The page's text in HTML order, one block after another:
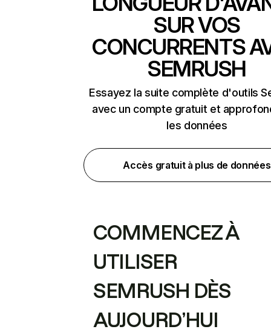
SUR VOS
CONCURRENTS
SEMRUSH
Essayez la suite complète d'outils
avec un compte gratuit et
les données
Accès gratuit à plus de données
COMMENCEZ À
UTILISER
SEMRUSH DÈS
AUJOURD’HUI